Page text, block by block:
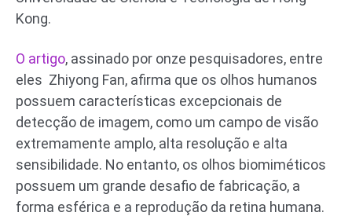
Kong.
O artigo, assinado por onze pesquisadores, entre
eles Zhiyong Fan, afirma que os olhos humanos
possuem características excepcionais de
detecção de imagem, como um campo de visão
extremamente amplo, alta resolução e alta
sensibilidade. No entanto, os olhos biomiméticos
possuem um grande desafio de fabricação, a
forma esférica e a reprodução da retina humana.